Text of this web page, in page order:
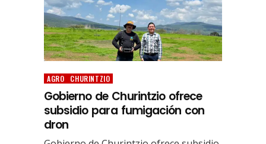
AGRO CHURINTZIO
Gobierno de Churintzio ofrece
subsidio para fumigación con
dron